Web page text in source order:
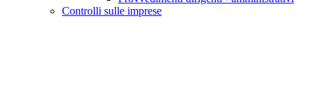
Controlli sulle imprese